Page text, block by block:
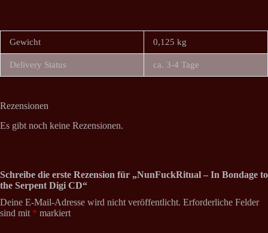
Gewicht 0,125 kg
Delivery Status ca. 3-4 Tage
Rezensionen
Es gibt noch keine Rezensionen.
Schreibe die erste Rezension für „NunFuckRitual – In Bondage to
the Serpent Digi CD“
Deine E-Mail-Adresse wird nicht veröffentlicht. Erforderliche Felder
sind mit * markiert